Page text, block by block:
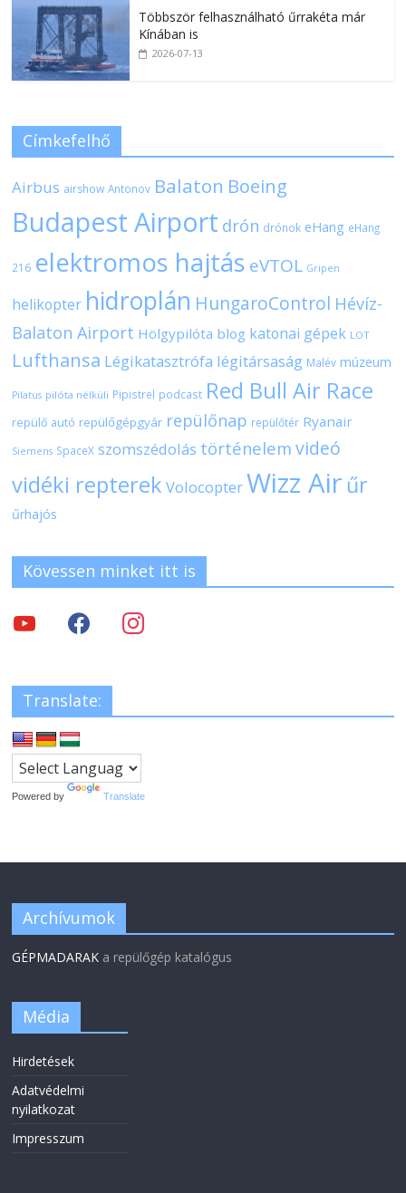
Többször felhasználható űrrakéta már
Kínában is
2026-07-13
Címkefelhő
Airbus airshow Antonov Balaton Boeing
Budapest Airport drón drónok eHang eHang
216 elektromos hajtás eVTOL Gripen
helikopter hidroplán HungaroControl Hévíz-
Balaton Airport Hölgypilóta blog katonai gépek LOT
Lufthansa Légikatasztrófa légitársaság Malév múzeum
Pilatus pilóta nélküli Pipistrel podcast Red Bull Air Race
repülő autó repülőgépgyár repülőnap repülőtér Ryanair
Siemens SpaceX szomszédolás történelem videó
vidéki repterek VolocopterWizz Air űr
űrhajós
Kövessen minket itt is
Translate:
Powered by Translate
Archívumok
GÉPMADARAK a repülőgép katalógus
Média
Hirdetések
Adatvédelmi
nyilatkozat
Impresszum